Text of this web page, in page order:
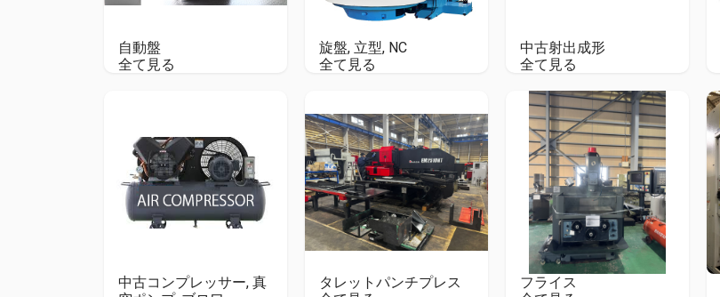
自動盤
全て見る
旋盤, 立型, NC
全て見る
中古射出成形
全て見る
中古コンプレッサー, 真
タレットパンチプレス
フライス